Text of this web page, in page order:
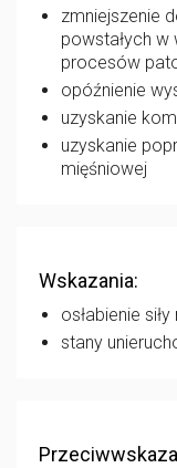
zmniejszenie
powstałych w
procesów
opóźnienie
uzyskanie
uzyskanie
mięśniowej
Wskazania:
osłabienie
stany